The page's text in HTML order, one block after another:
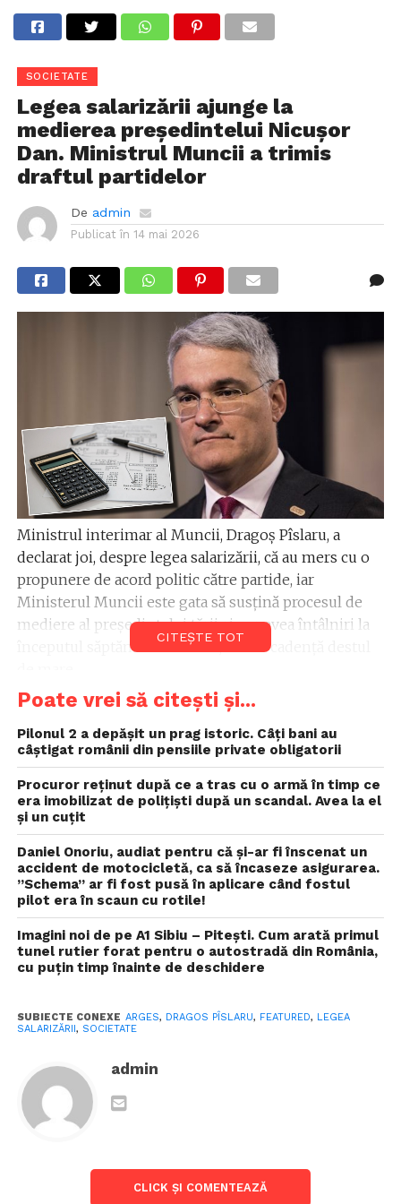
SOCIETATE
Legea salarizării ajunge la
medierea preşedintelui Nicuşor
Dan. Ministrul Muncii a trimis
draftul partidelor
De admin
Publicat în 14 mai 2026
Ministrul interimar al Muncii, Dragoş Pîslaru, a
declarat joi, despre legea salarizării, că au mers cu o
propunere de acord politic către partide, iar
Ministerul Muncii este gata să susţină procesul de
mediere al preşedintelui ţării şi vor avea întâlniri la
începutul săptămânii viitoare, într-o cadenţă destul
Dragoş Pîslaru a declarat că au mers cu o propunere
de acord politic către partide, pe legea salarizării
unice, „plecând de la proiectul care a fost lăsat de
ministrul Florin Manole şi adăugând în plus, cât a
avut timp, elemente de analiză adiţională”.
Guvernul anunţă creşteri salariale și liber la angajări
în 47 de companii locale, deși Ilie Bolojan anunța
reduceri de personal „acolo unde nu se justifică”
„A fost destul de mult feedback care ne-a venit fără
să-l cerem, în sensul că fusese un proiect scos pe
surse care a determinat foarte multă agitaţie în
să verificăm anumite ipoteze în proiectul respectiv.
Deci, cu toate lucrurile acestea pregătite, Ministerul
Muncii este gata să susţină procesul de mediere al
preşedintelui ţării şi, de altfel, avem întâlniri într-o
cadenţă destul de mare începând cu începutul
săptămânii viitoare”, a subliniat ministrul.
El a menţionat că elementele legate de anvelopă
versus numărul angajaţilor din sectorul public sau
CITEȘTE TOT
Poate vrei să citești și...
Pilonul 2 a depășit un prag istoric. Câți bani au
câștigat românii din pensiile private obligatorii
Procuror reţinut după ce a tras cu o armă în timp ce
era imobilizat de poliţişti după un scandal. Avea la el
și un cuțit
Daniel Onoriu, audiat pentru că și-ar fi înscenat un
accident de motocicletă, ca să încaseze asigurarea.
”Schema” ar fi fost pusă în aplicare când fostul
pilot era în scaun cu rotile!
Imagini noi de pe A1 Sibiu – Pitești. Cum arată primul
tunel rutier forat pentru o autostradă din România,
cu puțin timp înainte de deschidere
SUBIECTE CONEXE ARGES, DRAGOS PÎSLARU, FEATURED, LEGEA
SALARIZĂRII, SOCIETATE
admin
CLICK ȘI COMENTEAZĂ